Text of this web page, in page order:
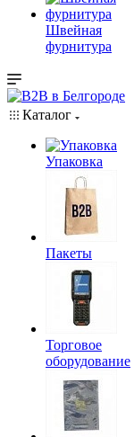
Швейная
фурнитура
Каталог
Упаковка
Пакеты
Торговое
оборудование